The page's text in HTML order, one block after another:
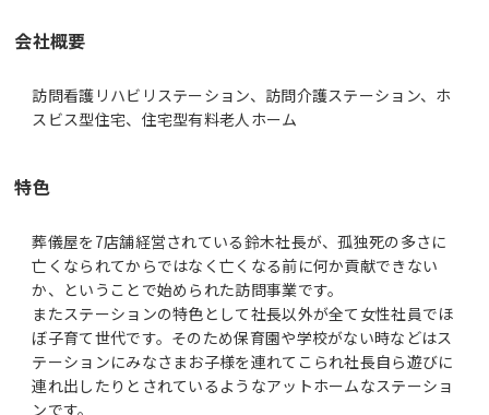
会社概要
訪問看護リハビリステーション、訪問介護ステーション、ホ
スビス型住宅、住宅型有料老人ホーム
特色
葬儀屋を7店舗経営されている鈴木社長が、孤独死の多さに
亡くなられてからではなく亡くなる前に何か貢献できない
か、ということで始められた訪問事業です。
またステーションの特色として社長以外が全て女性社員でほ
ぼ子育て世代です。そのため保育園や学校がない時などはス
テーションにみなさまお子様を連れてこられ社長自ら遊びに
連れ出したりとされているようなアットホームなステーショ
ンです。